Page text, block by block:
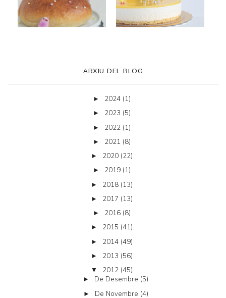
ARXIU DEL BLOG
► 2024 (1)
► 2023 (5)
► 2022 (1)
► 2021 (8)
► 2020 (22)
► 2019 (1)
► 2018 (13)
► 2017 (13)
► 2016 (8)
► 2015 (41)
► 2014 (49)
► 2013 (56)
▼ 2012 (45)
► De Desembre (5)
► De Novembre (4)